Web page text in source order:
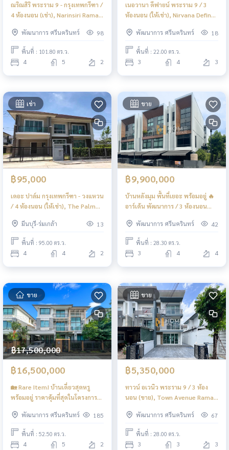
ณริณสิริ พระราม 9 - กรุงเทพกรีฑา /
4 ห้องนอน (เช่า), Narinsiri Rama 9
Bedrooms (FOR RENT) BZD212
พัฒนาการ ศรีนครินทร์ 98
พื้นที่ : 101.80 ตร.ว.
4 5 2
เนอวานา ดีฟายน์ พระราม 9 / 3
ห้องนอน (ให้เช่า), Nirvana Define
RENT) BZD254
พัฒนาการ ศรีนครินทร์ 18
พื้นที่ : 22.00 ตร.ว.
3 4 3
เช่า
฿95,000
เดอะ ปาล์ม กรุงเทพกรีฑา - วงแหวน
/ 4 ห้องนอน (ให้เช่า), The Palm
4 Bedrooms (FOR RENT)
BZD255
มีนบุรี-ร่มเกล้า 13
พื้นที่ : 95.00 ตร.ว.
4 4 2
ขาย
฿9,900,000
บ้านหลังมุม พื้นที่เยอะ พร้อมอยู่ 🔥
อาร์เด้น พัฒนาการ / 3 ห้องนอน
Bedrooms (FOR SALE) FAS019
พัฒนาการ ศรีนครินทร์ 42
พื้นที่ : 28.30 ตร.ว.
3 4 4
ขาย
฿17,500,000
฿16,500,000
🏡 Rare Item! บ้านเดี่ยวสุดหรู
พร้อมอยู่ ราคาคุ้มที่สุดในโครงการ
38 / 4 ห้องนอน (ขาย) FAS018
พัฒนาการ ศรีนครินทร์ 185
พื้นที่ : 52.50 ตร.ว.
4 5 2
ขาย
฿5,350,000
ทาวน์ อเวนิว พระราม 9 / 3 ห้อง
นอน (ขาย), Town Avenue Rama
BZD235พัฒนาการ ศรีนครินทร์ 67
พื้นที่ : 28.00 ตร.ว.
3 3 3